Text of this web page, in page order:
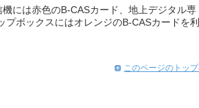
には赤色のB-CASカード、地上デジタル専
プボックスにはオレンジのB-CASカードを利
このページのトッ